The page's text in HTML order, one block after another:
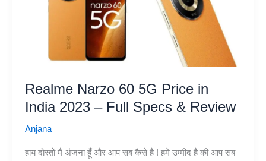
Realme Narzo 60 5G Price in
India 2023 – Full Specs & Review
Anjana
हाय दोस्तों मै अंजना हूँ और आप सब कैसे है ! हमे उम्मीद है की आप सब